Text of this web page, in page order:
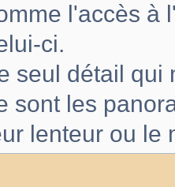
l'accès à
ci.
seul détail qui
sont les
lenteur ou le